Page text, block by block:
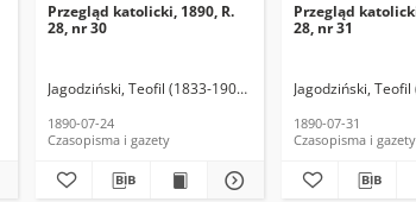
Przegląd katolicki, 1890, R.
28, nr 30
Jagodziński, Teofil (1833-1907). Red.
1890-07-24
Czasopisma i gazety
Przegląd
28, nr 31
Jagodziński, Teofil
1890-07-31
Czasopisma i gazety